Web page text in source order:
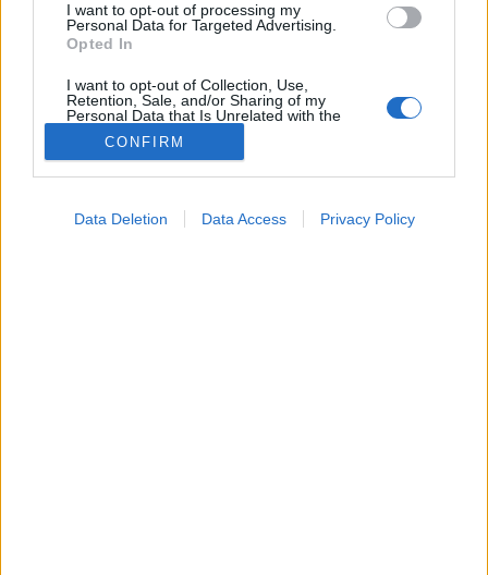
I want to opt-out of processing my
Personal Data for Targeted Advertising.
Opted In
I want to opt-out of Collection, Use,
Retention, Sale, and/or Sharing of my
Personal Data that Is Unrelated with the
Purposes for which it was collected.
Opted Out
CONFIRM
Data Deletion Data Access Privacy Policy